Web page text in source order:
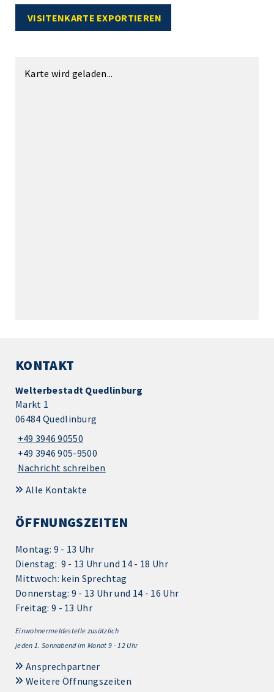
VISITENKARTE EXPORTIEREN
Karte wird geladen...
KONTAKT
Welterbestadt Quedlinburg
Markt 1
06484 Quedlinburg
+49 3946 90550
+49 3946 905-9500
Nachricht schreiben
Alle Kontakte
ÖFFNUNGSZEITEN
Montag: 9 - 13 Uhr
Dienstag: 9 - 13 Uhr und 14 - 18 Uhr
Mittwoch: kein Sprechtag
Donnerstag: 9 - 13 Uhr und 14 - 16 Uhr
Freitag: 9 - 13 Uhr
Einwohnermeldestelle zusätzlich
jeden 1. Sonnabend im Monat 9 - 12 Uhr
Ansprechpartner
Weitere Öffnungszeiten